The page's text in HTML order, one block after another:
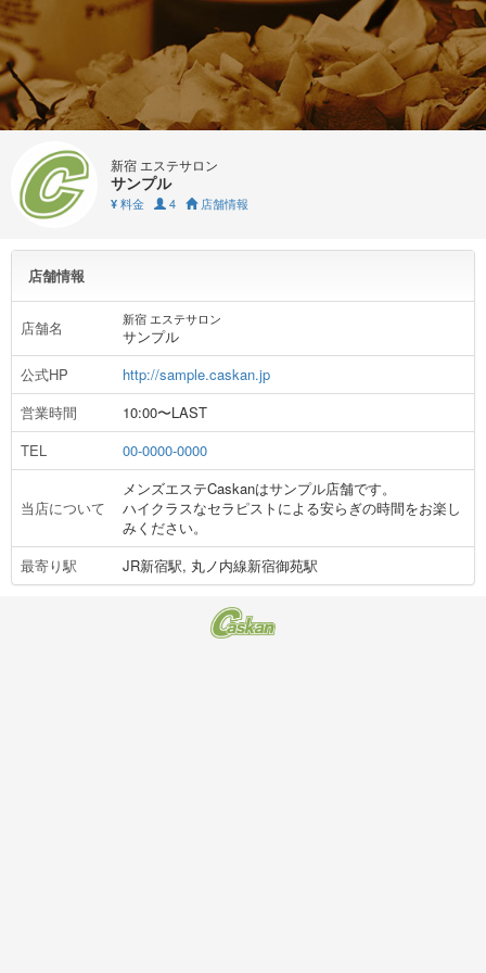
新宿 エステサロン
サンプル
¥ 料金 4 店舗情報
店舗情報
店舗名 新宿 エステサロン
サンプル
公式HP
http://sample.caskan.jp
営業時間
10:00〜LAST
TEL
00-0000-0000
当店について
メンズエステCaskanはサンプル店舗です。
ハイクラスなセラピストによる安らぎの時間をお楽し
みください。
最寄り駅
JR新宿駅, 丸ノ内線新宿御苑駅